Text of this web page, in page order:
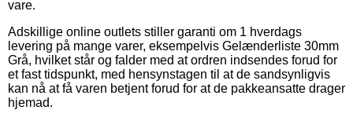
vare.
Adskillige online outlets stiller garanti om 1 hverdags
levering på mange varer, eksempelvis Gelænderliste 30mm
Grå, hvilket står og falder med at ordren indsendes forud for
et fast tidspunkt, med hensynstagen til at de sandsynligvis
kan nå at få varen betjent forud for at de pakkeansatte drager
hjemad.